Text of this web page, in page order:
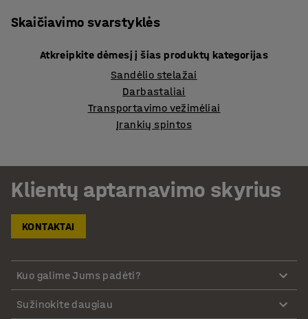
Skaičiavimo svarstyklės
Atkreipkite dėmesį į šias produktų kategorijas
Sandėlio stelažai
Darbastaliai
Transportavimo vežimėliai
Įrankių spintos
Klientų aptarnavimo skyrius
KONTAKTAI
Kuo galime Jums padėti?
Sužinokite daugiau